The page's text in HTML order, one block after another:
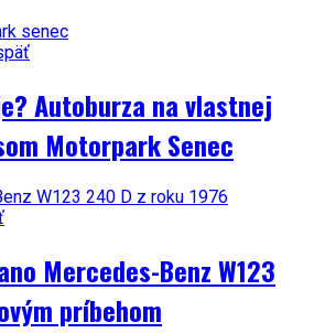
Autoburza na vlastnej
Motorpark Senec
Mercedes-Benz W123
príbehom